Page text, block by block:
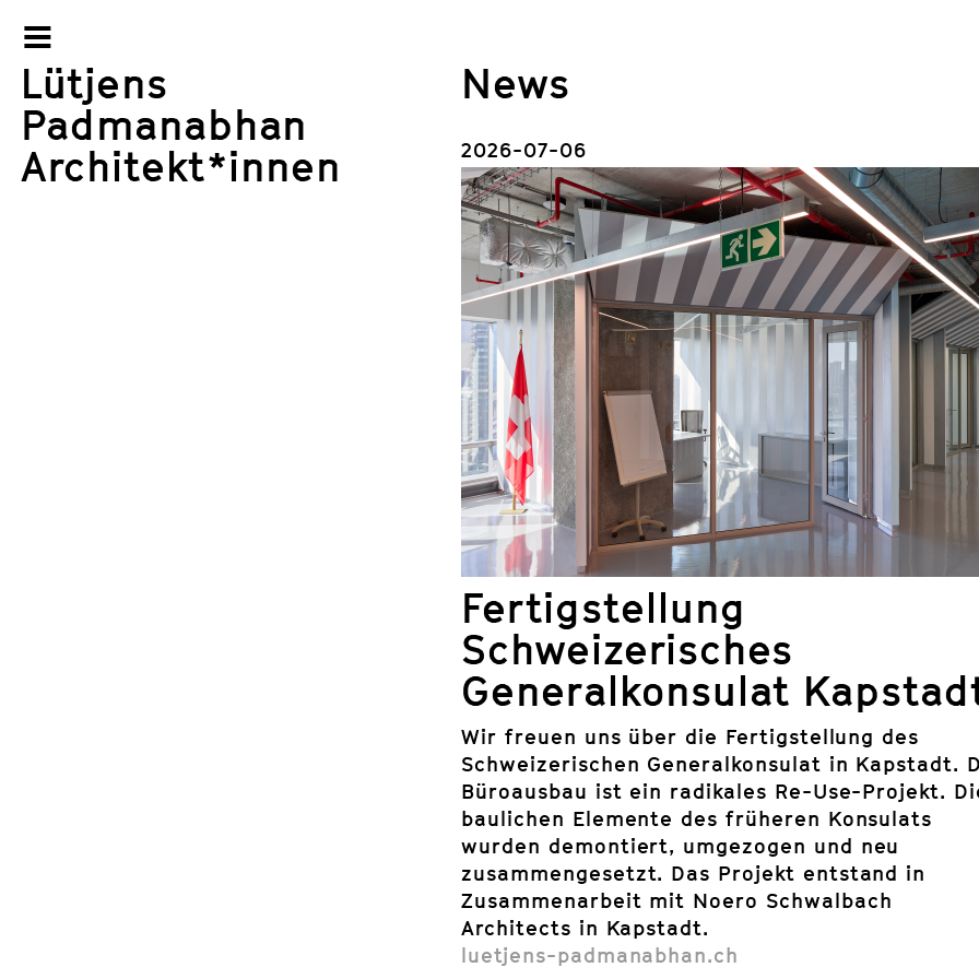
–
–
–
Lütjens
Padmanabhan
Architekt*innen
News
2026-07-06
Fertigstellung
Schweizerisches
Generalkonsulat
Wir freuen uns über die Fertigstellung des
Schweizerischen Generalkonsulat in Kapstadt.
Büroausbau ist ein radikales Re-Use-Projekt.
baulichen Elemente des früheren Konsulats
wurden demontiert, umgezogen und neu
zusammengesetzt. Das Projekt entstand in
Zusammenarbeit mit Noero Schwalbach
Architects in Kapstadt.
luetjens-padmanabhan.ch